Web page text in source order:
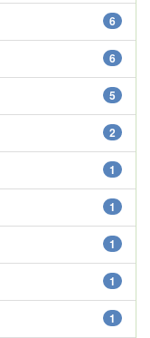
6
6
5
2
1
1
1
1
1